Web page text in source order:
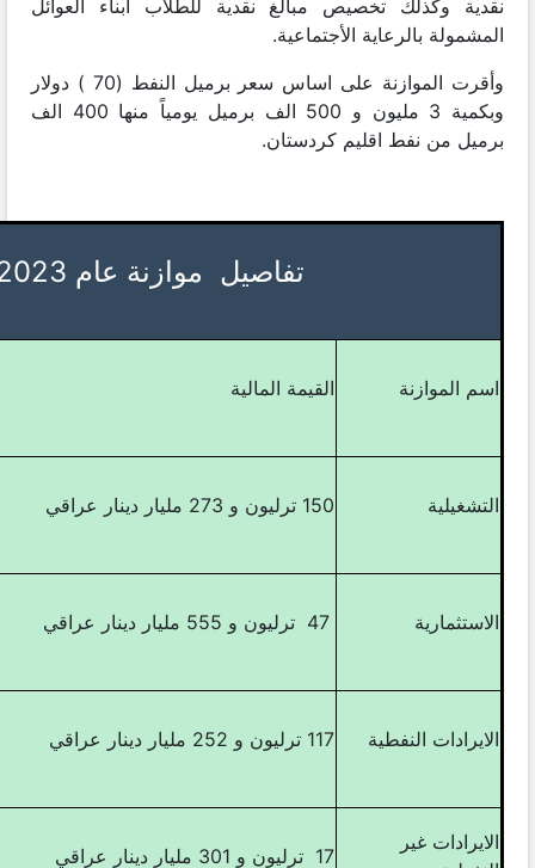
نقدية وكذلك تخصيص مبالغ نقدية للطلاب ابناء العوائل
المشمولة بالرعاية الأجتماعية.
وأقرت الموازنة على اساس سعر برميل النفط (70 ) دولار
وبكمية 3 مليون و 500 الف برميل يومياً منها 400 الف
برميل من نفط اقليم كردستان.
تفاصيل موازنة عام 2023
اسم الموازنة القيمة المالية
التشغيلية 150 ترليون و 273 مليار دينار عراقي
الاستثمارية 47 ترليون و 555 مليار دينار عراقي
الايرادات النفطية 117 ترليون و 252 مليار دينار عراقي
الايرادات غير
17 ترليون و 301 مليار دينار عراقي